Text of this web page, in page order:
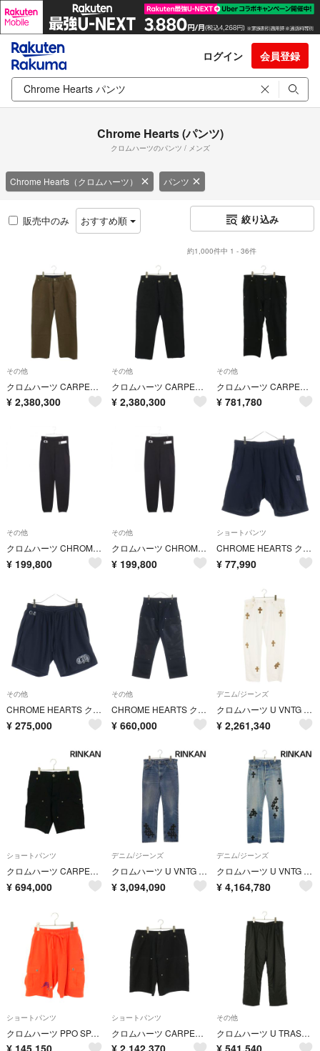
ログイン 会員登録
Chrome Hearts (パンツ)
クロムハーツのパンツ / メンズ
Chrome Hearts（クロムハーツ） パンツ
販売中のみ おすすめ順 絞り込み
約1,000件中 1 - 36件
その他
クロムハーツ CARPENTER/カーペンター バックポケットセメタリーパッチロングパンツ メンズ 33インチ
¥ 2,380,300
その他
クロムハーツ CARPENTER/カーペンター バックポケットセメタリーパッチロングパンツ メンズ 32インチ
¥ 2,380,300
その他
クロムハーツ CARPENTER DOUBLE KNEE カーペンターロングパンツ メンズ 38インチ
¥ 781,780
その他
クロムハーツ CHROME HEARTS CHプラス ロゴプリント パンツ 衣料品 ボトムス コットン メンズ ブラック系 【中古】
¥ 199,800
その他
クロムハーツ CHROME HEARTS CHプラス ロゴプリント パンツ 衣料品 ボトムス コットン メンズ ブラック系 【中古】
¥ 199,800
ショートパンツ
CHROME HEARTS クロムハーツ Y NOT VERTICAL LOGO SHORT PANTS ワイノット バーティカルロゴ刺繍 ハーフパンツ ブラック -
¥ 77,990
その他
CHROME HEARTS クロムハーツ MESH WARM UP JERSEY メッシュ バーシティー ジャージー CHプリントメッシュ ハーフパンツ ブラック
¥ 275,000
その他
CHROME HEARTS クロムハーツ CARPENTER DOUBLE KNEE クロスパッチ付きレザー切替ナイロンカーペンターロングパンツ ブラック -
¥ 660,000
デニム/ジーンズ
クロムハーツ U VNTG JEAN WH RED TAB レオパードクロスパッチ付き501ウォッシュドデニムパンツ メンズ 36インチ
¥ 2,261,340
ショートパンツ
クロムハーツ CARPENTER SHORTS カーペンターハーフハーフパンツ メンズ 32インチ
¥ 694,000
デニム/ジーンズ
クロムハーツ U VNTG JEAN BLU ORNG TAB クロスパッチ付きウォッシュド517デニムパンツ メンズ 33インチ
¥ 3,094,090
デニム/ジーンズ
クロムハーツ U VNTG JEAN BLU/RED TAB クロスパッチ付きウォッシュド501デニムパンツ メンズ 30インチ
¥ 4,164,780
ショートパンツ
クロムハーツ PPO SPARK THE HEART MATTY BOYプリントスパークザハートハーフパンツ メンズ S
ショートパンツ
クロムハーツ CARPENTER SHORTS バックセメタリークロスパッチカーペンターハーフパンツ メンズ 36インチ
その他
クロムハーツ U TRASH PICKUP PLS NYLN CH刺繍CHプラス総柄ナイロンロングパンツ メンズ L